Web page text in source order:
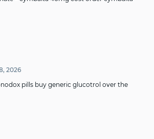
2026
pills buy generic glucotrol over the